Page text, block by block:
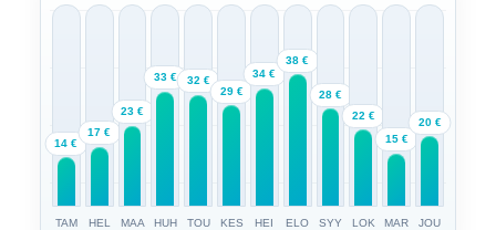
14 €
TAM
17 €
HEL
23 €
MAA
33 €
HUH
32 €
TOU
29 €
KES
34 €
HEI
38 €
ELO
28 €
SYY
22 €
LOK
15 €
MAR
20 €
JOU